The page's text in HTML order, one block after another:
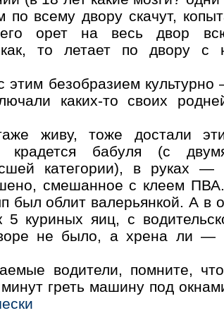
по всему двору скачут,
орет на весь двор
как, то летает по двору с
этим безобразием
каких-то своих
живу, тоже достали
бабуля (с
категории), в руках —
смешанное с клеем
облит валерьянкой. А в
куриных яиц, с
не было, а хрена ли —
водители, помните,
греть машину под